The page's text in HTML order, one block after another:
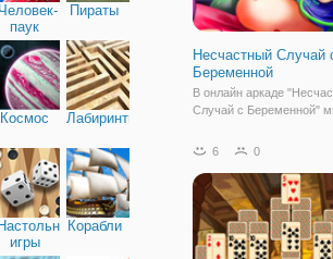
Человек-
паук
Пираты
Космос Лабиринты
игры
Корабли
Несчастный Случай
Беременной
В онлайн аркаде
Случай с Беременной"
споткнулась и упала,
следовать подсказкам и
использовать мышь для
управления.
роли
6 0